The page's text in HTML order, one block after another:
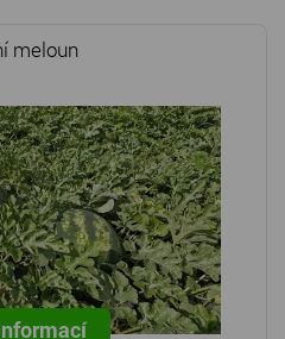
meloun